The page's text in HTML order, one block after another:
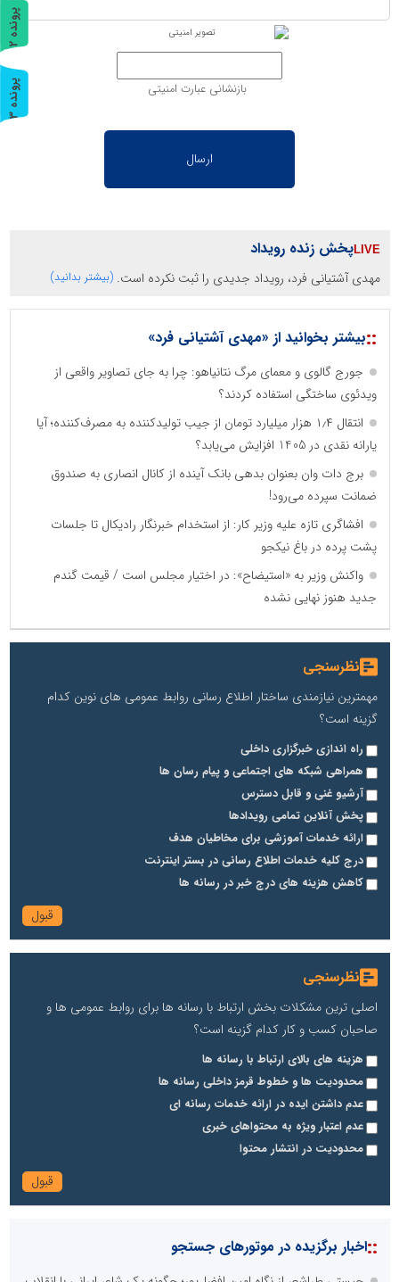
بازنشانی عبارت امنیتی
پخش زنده رویداد
مهدی آشتیانی فرد، رویداد جدیدی را ثبت نکرده است. (بیشتر بدانید)
::بیشتر بخوانید از «مهدی آشتیانی فرد»
جورج گالوی و معمای مرگ نتانیاهو: چرا به جای تصاویر واقعی از
ویدئوی ساختگی استفاده کردند؟
انتقال ۱٫۴ هزار میلیارد تومان از جیب تولیدکننده به مصرف‌کننده؛ آیا
یارانه نقدی در 1405 افزایش می‌یابد؟
برج دات وان بعنوان بدهی بانک آینده از کانال انصاری به صندوق
ضمانت سپرده می‌رود!
افشاگری تازه علیه وزیر کار: از استخدام خبرنگار رادیکال تا جلسات
پشت پرده در باغ نیکجو
واکنش وزیر به «استیضاح»: در اختیار مجلس است / قیمت گندم
جدید هنوز نهایی نشده
نظرسنجی
مهمترین نیازمندی ساختار اطلاع رسانی روابط عمومی های نوین کدام
گزینه است؟
راه اندازی خبرگزاری داخلی
همراهی شبکه های اجتماعی و پیام رسان ها
آرشیو غنی و قابل دسترس
پخش آنلاین تمامی رویدادها
ارائه خدمات آموزشی برای مخاطیان هدف
درج کلیه خدمات اطلاع رسانی در بستر اینترنت
کاهش هزینه های درج خبر در رسانه ها
نظرسنجی
اصلی ترین مشکلات بخش ارتباط با رسانه ها برای روابط عمومی ها و
صاحبان کسب و کار کدام گزینه است؟
هزینه های بالای ارتباط با رسانه ها
محدودیت ها و خطوط قرمز داخلی رسانه ها
عدم داشتن ایده در ارائه خدمات رسانه ای
عدم اعتبار ویژه به محتواهای خبری
محدودیت در انتشار محتوا
::اخبار برگزیده در موتورهای جستجو
پ
ر
و
ن
د
ه
2
پ
ر
و
ن
د
ه
3